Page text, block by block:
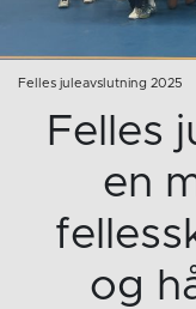
Felles juleavslutning 2025
Felles
en
og